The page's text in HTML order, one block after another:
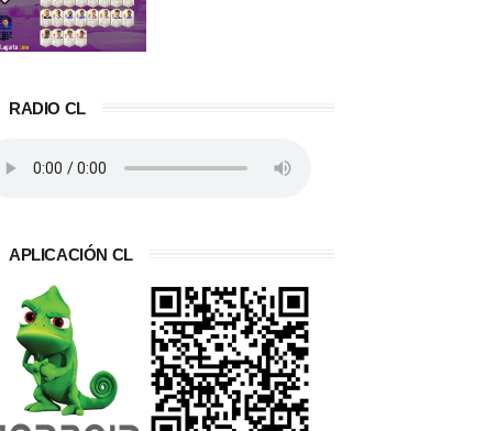
RADIO CL
APLICACIÓN CL